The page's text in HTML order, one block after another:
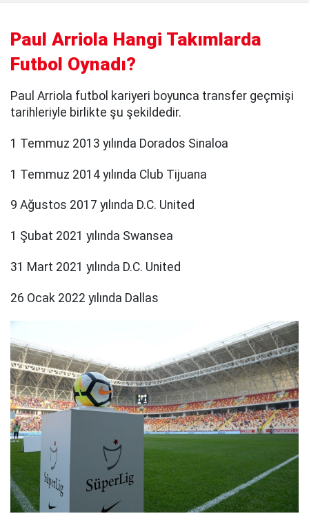
Paul Arriola Hangi Takımlarda
Futbol Oynadı?
Paul Arriola futbol kariyeri boyunca transfer geçmişi
tarihleriyle birlikte şu şekildedir.
1 Temmuz 2013 yılında Dorados Sinaloa
1 Temmuz 2014 yılında Club Tijuana
9 Ağustos 2017 yılında D.C. United
1 Şubat 2021 yılında Swansea
31 Mart 2021 yılında D.C. United
26 Ocak 2022 yılında Dallas